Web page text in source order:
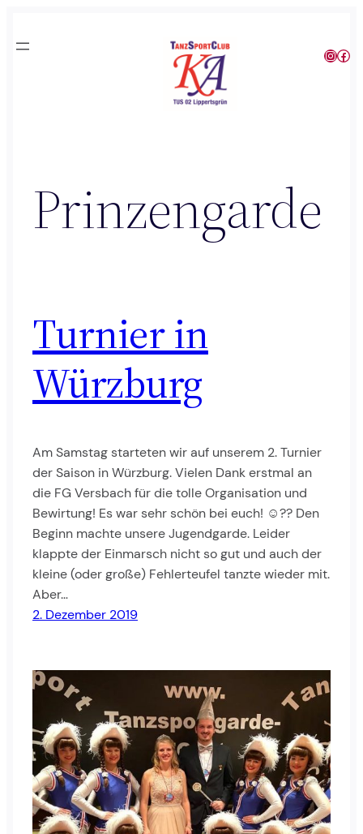
Inhalt
InstagramFacebook
Prinzengarde
Turnier in
Würzburg
Am Samstag starteten wir auf unserem 2. Turnier
der Saison in Würzburg. Vielen Dank erstmal an
die FG Versbach für die tolle Organisation und
Bewirtung! Es war sehr schön bei euch! ☺?? Den
Beginn machte unsere Jugendgarde. Leider
klappte der Einmarsch nicht so gut und auch der
kleine (oder große) Fehlerteufel tanzte wieder mit.
Aber…
2. Dezember 2019